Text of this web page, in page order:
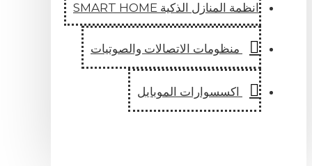
انظمة المنازل الذكية SMART HOME
منظومات الاتصالات والصوتيات
اكسسوارات الموبايل